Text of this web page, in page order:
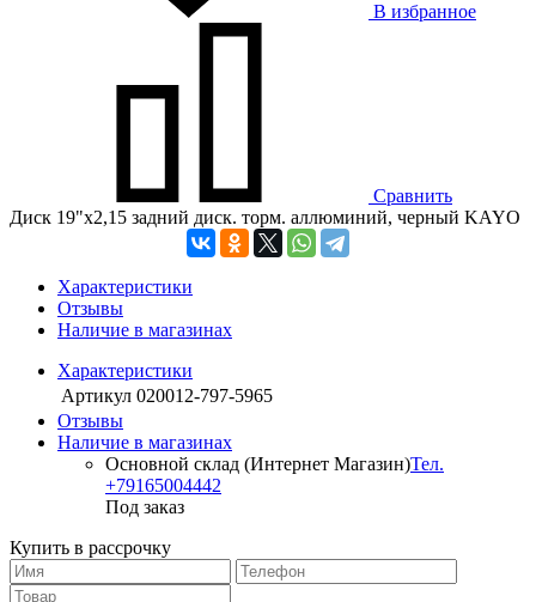
В избранное
Сравнить
Диск 19"х2,15 задний диск. торм. аллюминий, черный KAYO
Характеристики
Отзывы
Наличие в магазинах
Характеристики
Артикул 020012-797-5965
Отзывы
Наличие в магазинах
Основной склад (Интернет Магазин)Тел.
+79165004442
Под заказ
Купить в рассрочку